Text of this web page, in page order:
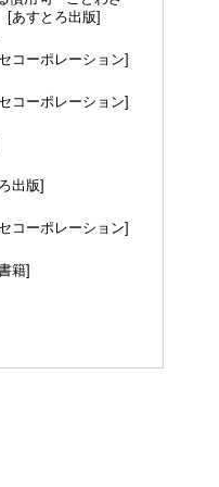
あすとろ出版]
コーポレーション]
コーポレーション]
出版]
コーポレーション]
籍]